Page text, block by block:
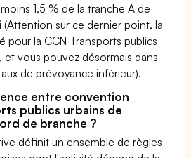
1,5 % de la tranche A de
(Attention sur ce dernier point, la
pour la CCN Transports publics
et vous pouvez désormais dans
de prévoyance inférieur).
entre convention
publics urbains de
de branche ?
définit un ensemble de règles